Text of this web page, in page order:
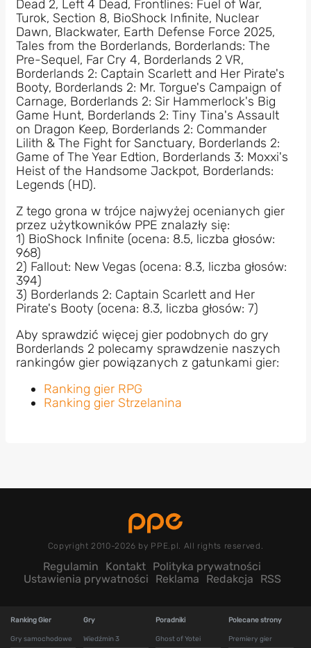
Dead 2, Left 4 Dead, Frontlines: Fuel of War,
Turok, Section 8, BioShock Infinite, Nuclear
Dawn, Blackwater, Earth Defense Force 2025,
Tales from the Borderlands, Borderlands: The
Pre-Sequel, Far Cry 4, Borderlands 2 VR,
Borderlands 2: Captain Scarlett and Her Pirate's
Booty, Borderlands 2: Mr. Torgue's Campaign of
Carnage, Borderlands 2: Sir Hammerlock's Big
Game Hunt, Borderlands 2: Tiny Tina's Assault
on Dragon Keep, Borderlands 2: Commander
Lilith & The Fight for Sanctuary, Borderlands 2:
Game of The Year Edtion, Borderlands 3: Moxxi's
Heist of the Handsome Jackpot, Borderlands:
Legends (HD).
Z tego grona w trójce najwyżej ocenianych gier
przez użytkowników PPE znalazły się:
1) BioShock Infinite (ocena: 8.5, liczba głosów:
968)
2) Fallout: New Vegas (ocena: 8.3, liczba głosów:
394)
3) Borderlands 2: Captain Scarlett and Her
Pirate's Booty (ocena: 8.3, liczba głosów: 7)
Aby sprawdzić więcej gier podobnych do gry
Borderlands 2 polecamy sprawdzenie naszych
rankingów gier powiązanych z gatunkami gier:
Ranking gier RPG
Ranking gier Strzelanina
Copyright 2010-2026 by PPE.pl. All rights reserved.
Regulamin Kontakt Polityka prywatności
Ustawienia prywatności
Reklama Redakcja RSS
Ranking Gier
Gry samochodowe
Gry
Wiedźmin 3
Poradniki
Ghost of Yotei
Polecane strony
Premiery gier